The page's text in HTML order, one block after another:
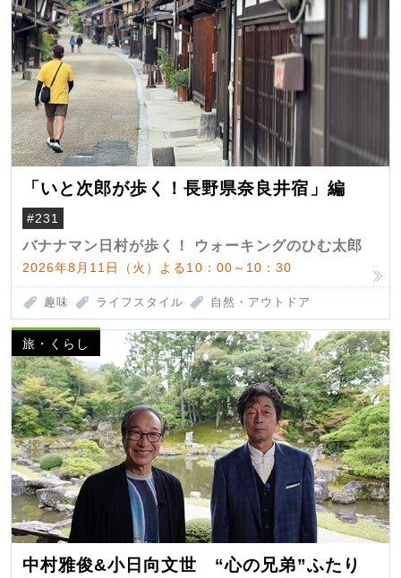
「いと次郎が歩く！長野県奈良井宿」編
#231
バナナマン日村が歩く！ ウォーキングのひむ太郎
2026年8月11日（火）よる10：00～10：30
趣味 ライフスタイル 自然・アウトドア
旅・くらし
中村雅俊&小日向文世 “心の兄弟”ふたり